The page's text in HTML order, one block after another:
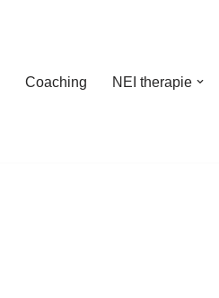
Coaching NEI therapie